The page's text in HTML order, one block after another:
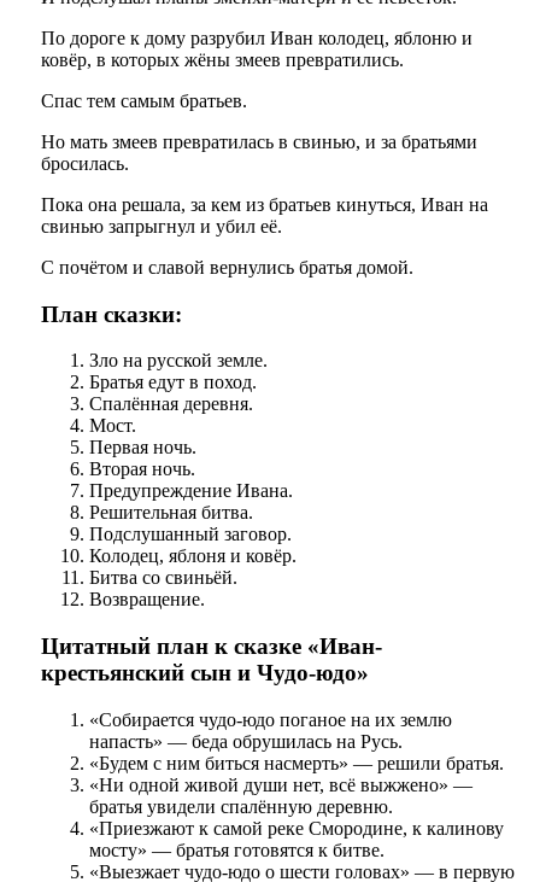
По дороге к дому разрубил Иван колодец, яблоню и
ковёр, в которых жёны змеев превратились.
Спас тем самым братьев.
Но мать змеев превратилась в свинью, и за братьями
бросилась.
Пока она решала, за кем из братьев кинуться, Иван на
свинью запрыгнул и убил её.
С почётом и славой вернулись братья домой.
План сказки:
Зло на русской земле.
Братья едут в поход.
Спалённая деревня.
Мост.
Первая ночь.
Вторая ночь.
Предупреждение Ивана.
Решительная битва.
Подслушанный заговор.
Колодец, яблоня и ковёр.
Битва со свиньёй.
Возвращение.
Цитатный план к сказке «Иван-
крестьянский сын и Чудо-юдо»
«Собирается чудо-юдо поганое на их землю
напасть» — беда обрушилась на Русь.
«Будем с ним биться насмерть» — решили братья.
«Ни одной живой души нет, всё выжжено» —
братья увидели спалённую деревню.
«Приезжают к самой реке Смородине, к калинову
мосту» — братья готовятся к битве.
«Выезжает чудо-юдо о шести головах» — в первую